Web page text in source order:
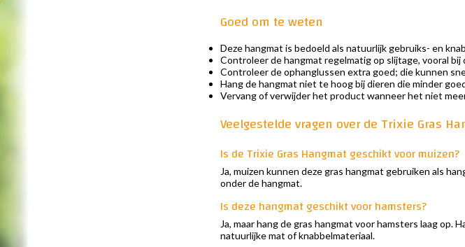
Goed om te weten
Deze hangmat is bedoeld als natuurlijk gebruiks- en
Controleer de hangmat regelmatig op slijtage, vooral bij
Controleer de ophanglussen extra goed; die kunnen
Hang de hangmat niet te hoog bij dieren die minder
Vervang of verwijder het product wanneer het niet
Veelgestelde vragen over de Trixie Gras
Is de Trixie Gras Hangmat geschikt voor muizen?
Ja, muizen kunnen deze gras hangmat gebruiken als
onder de hangmat.
Is deze hangmat geschikt voor hamsters?
Ja, maar hang de gras hangmat voor hamsters laag
natuurlijke mat of knabbelmateriaal.